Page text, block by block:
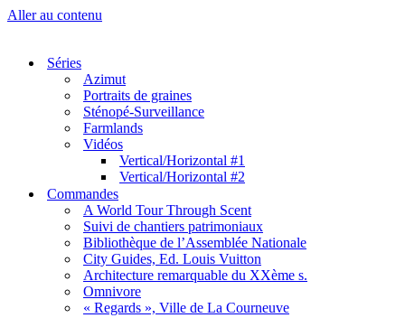
Aller au contenu
Séries
Azimut
Portraits de graines
Sténopé-Surveillance
Farmlands
Vidéos
Vertical/Horizontal #1
Vertical/Horizontal #2
Commandes
A World Tour Through Scent
Suivi de chantiers patrimoniaux
Bibliothèque de l’Assemblée Nationale
City Guides, Ed. Louis Vuitton
Architecture remarquable du XXème s.
Omnivore
« Regards », Ville de La Courneuve